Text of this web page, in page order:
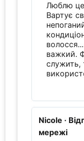
Люблю
Вартує
важкий.
служить,
Nicole ·
мережі